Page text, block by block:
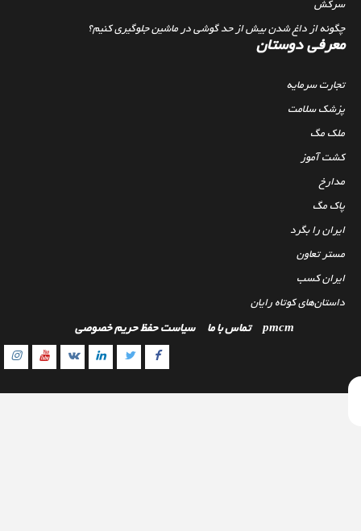
سرکش
چگونه از داغ شدن بیش از حد گوشی در ماشین جلوگیری کنیم؟
معرفی دوستان
تجارت سرمایه
پزشک سلامت
ملک مگ
کشت آموز
مدارخ
پاک مگ
ایران را بگرد
مستر تعاون
ایران کسب
داستان‌های کوتاه رایان
pmcm تماس با ما سیاست حفظ حریم خصوصی
Facebook
Twitter
Linkedin
VK